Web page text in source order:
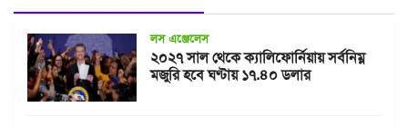
লস এঞ্জেলেস
২০২৭ সাল থেকে ক্যালিফোর্নিয়ায় সর্বনিম্ন
মজুরি হবে ঘণ্টায় ১৭.৪০ ডলার